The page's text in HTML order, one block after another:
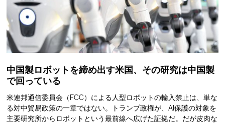
中国製ロボットを締め出す米国、その研究は中国製
で回っている
米連邦通信委員会（FCC）による人型ロボットの輸入禁止は、単な
る対中貿易政策の一章ではない。トランプ政権が、AI保護の対象を
主要研究所からロボットという最前線へ広げた証拠だ。だが皮肉な